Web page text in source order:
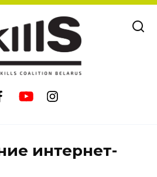
интернет-